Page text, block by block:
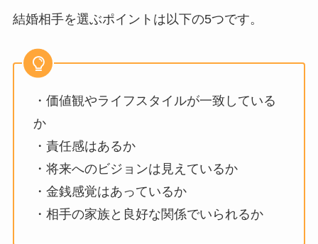
結婚相手を選ぶポイントは以下の5つです。
・価値観やライフスタイルが一致している
か
・責任感はあるか
・将来へのビジョンは見えているか
・金銭感覚はあっているか
・相手の家族と良好な関係でいられるか